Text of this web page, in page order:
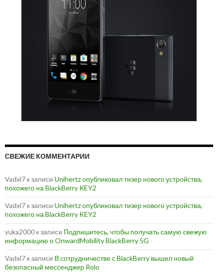
СВЕЖИЕ КОММЕНТАРИИ
Vadxl7 к записи Unihertz опубликовал тизер нового устройства,
похожего на BlackBerry KEY2
Vadxl7 к записи Unihertz опубликовал тизер нового устройства,
похожего на BlackBerry KEY2
yuka2000 к записи Подпишитесь, чтобы получать самую свежую
информацию о OnwardMobility BlackBerry 5G
Vadxl7 к записи В сотрудничестве с BlackBerry вышел новый
безопасный мессенджер Rolo